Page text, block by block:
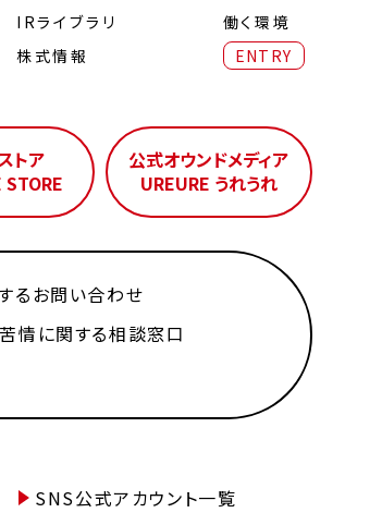
IRライブラリ
株式情報
働く環境
ENTRY
トア
公式オウンドメディア
UREURE うれうれ
るお問い合わせ
情に関する相談窓口
SNS公式アカウント一覧